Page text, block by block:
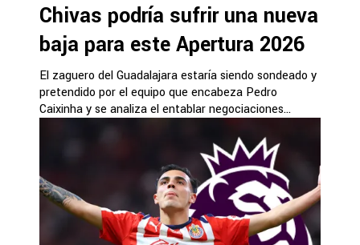
Chivas podría sufrir una nueva
baja para este Apertura 2026
El zaguero del Guadalajara estaría siendo sondeado y
pretendido por el equipo que encabeza Pedro
Caixinha y se analiza el entablar negociaciones...